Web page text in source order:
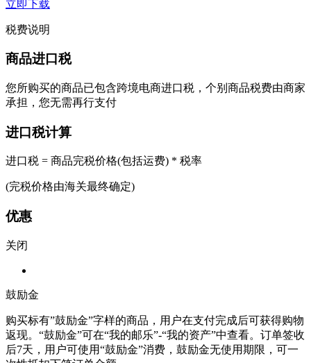
立即下载
税费说明
商品进口税
您所购买的商品已包含跨境电商进口税，个别商品税费由商家
承担，您无需再行支付
进口税计算
进口税 = 商品完税价格(包括运费) * 税率
(完税价格由海关最终确定)
优惠
关闭
鼓励金
购买标有”鼓励金”字样的商品，用户在支付完成后可获得购物
返现。“鼓励金”可在“我的邮乐”-“我的资产”中查看。订单签收
后7天，用户可使用“鼓励金”消费，鼓励金无使用期限，可一